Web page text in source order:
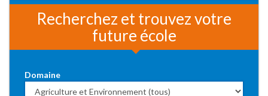
Recherchez et trouvez votre
future école
Domaine